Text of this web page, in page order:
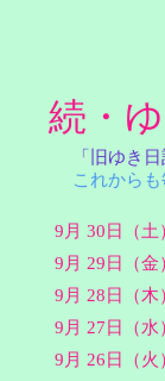
続・
「旧ゆき日
これからも
9月 30日（土
9月 29日（金
9月 28日（木
9月 27日（水
9月 26日（火